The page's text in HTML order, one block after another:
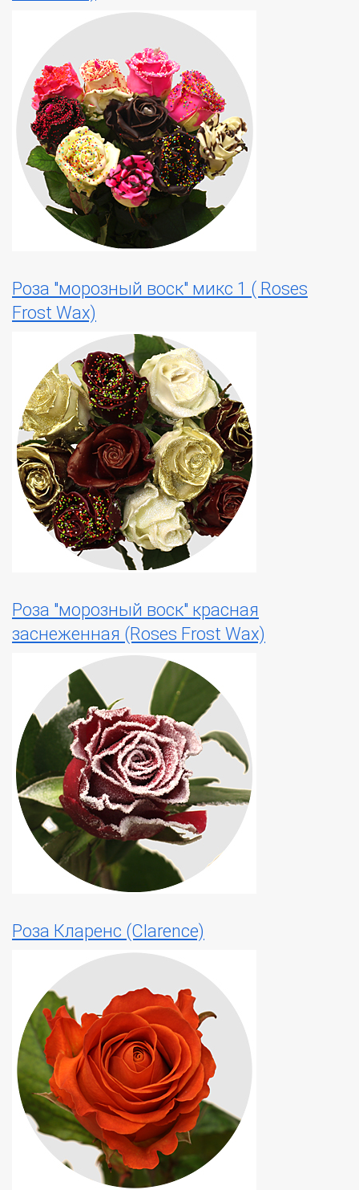
Роза "морозный воск" микс 1 ( Roses
Frost Wax)
Роза "морозный воск" красная
заснеженная (Roses Frost Wax)
Роза Кларенс (Clarence)